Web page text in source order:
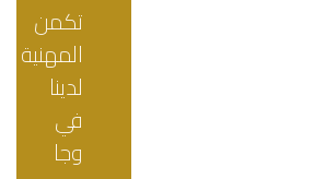
تكمن
المهنية
لدينا
في
وجا